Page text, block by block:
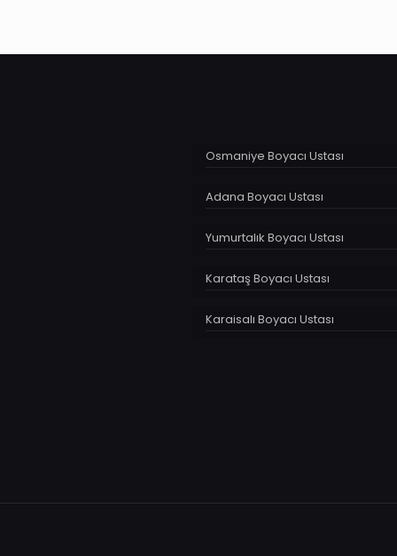
Osmaniye Boyacı Ustası
Adana Boyacı Ustası
Yumurtalık Boyacı Ustası
Karataş Boyacı Ustası
Karaisalı Boyacı Ustası